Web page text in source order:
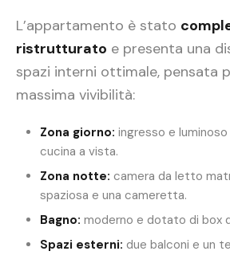
L’appartamento è stato
ristrutturato e presenta una
spazi interni ottimale, pensata
massima vivibilità:
Zona giorno: ingresso e
cucina a vista.
Zona notte: camera da letto
spaziosa e una cameretta.
Bagno: moderno e dotato di box
Spazi esterni: due balconi e un